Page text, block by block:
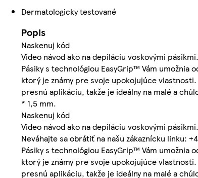
Dermatologicky testované
Popis
Naskenuj kód
Video návod ako na depiláciu voskovými pásikmi.
Pásiky s technológiou EasyGrip™ Vám
ktorý je známy pre svoje upokojujúce vlastnosti.
presnú aplikáciu, takže je ideálny na malé a
* 1,5 mm.
Naskenuj kód
Video návod ako na depiláciu voskovými pásikmi.
Neváhajte sa obrátiť na našu zákaznícku linku:
Pásiky s technológiou EasyGrip™ Vám
ktorý je známy pre svoje upokojujúce vlastnosti.
presnú aplikáciu, takže je ideálny na malé a